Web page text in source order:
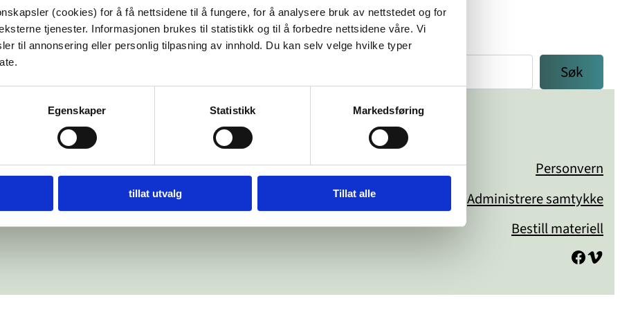
(cookies) for å få nettsidene til å fungere, for å analysere bruk av nettstedet og for
tjenester. Informasjonen brukes til statistikk og til å forbedre nettsidene våre. Vi
til annonsering eller personlig tilpasning av innhold. Du kan selv velge hvilke typer
Egenskaper Statistikk Markedsføring
tillat utvalg Tillat alle
Søk
seksuelle overgrep
stress (NKVTS) på
Adresse: Gullhaugveien 1-3, 0484 Oslo
kontakt@dinutvei.no
Personvern
Administrere samtykke
Bestill materiell
Facebook Vimeo